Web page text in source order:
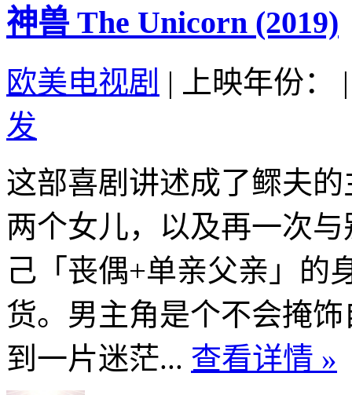
神兽 The Unicorn (2019)
欧美电视剧 | 上映年份：
|
发
这部喜剧讲述成了鳏夫
两个女儿，以及再一次
己「丧偶+单亲父亲」的
货。男主角是个不会掩
到一片迷茫... 查看详情 »